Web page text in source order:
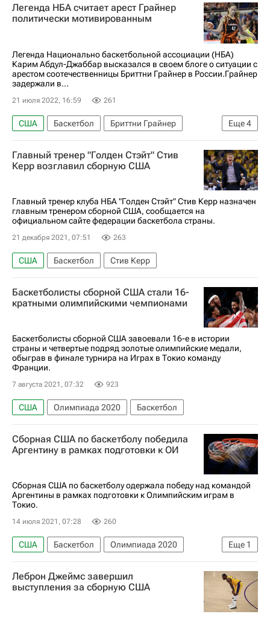
Легенда НБА считает арест Грайнер
политически мотивированным
Легенда Национально баскетбольной ассоциации (НБА)
Карим Абдул-Джаббар высказался в своем блоге о ситуации с
арестом соотечественницы Бриттни Грайнер в России.Грайнер
задержали в...
21 июля 2022, 16:59 261
Еще4
США Баскетбол
Бриттни Грайнер
Карим Абдул-Джаббар
Леброн Джеймс
НБА
УГМК
Главный тренер "Голден Стэйт" Стив
Керр возглавил сборную США
Главный тренер клуба НБА "Голден Стэйт" Стив Керр назначен
главным тренером сборной США, сообщается на
официальном сайте федерации баскетбола страны.
21 декабря 2021, 07:51 263
США Баскетбол Стив Керр
Баскетболисты сборной США стали 16-
кратными олимпийскими чемпионами
Баскетболисты сборной США завоевали 16-е в истории
страны и четвертые подряд золотые олимпийские медали,
обыграв в финале турнира на Играх в Токио команду
Франции.
7 августа 2021, 07:32 923
США Олимпиада 2020 Баскетбол
Сборная США по баскетболу победила
Аргентину в рамках подготовки к ОИ
Сборная США по баскетболу одержала победу над командой
Аргентины в рамках подготовки к Олимпийским играм в
Токио.
14 июля 2021, 07:28 260
Еще 1
США Баскетбол
Олимпиада 2020
Аргентина
Леброн Джеймс завершил
выступления за сборную США